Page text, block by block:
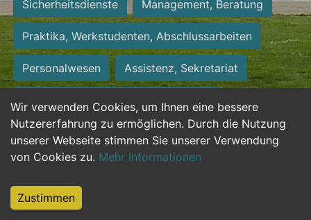
Wir verwenden Cookies, um Ihnen eine bessere
Nutzererfahrung zu ermöglichen. Durch die Nutzung
unserer Webseite stimmen Sie unserer Verwendung
von Cookies zu. Mehr Informationen
Zustimmen
Sicherheitsdienste Management, Beratung
Praktika, Werkstudenten, Abschlussarbeiten
Personalwesen Assistenz, Sekretariat
Hilfskräfte, Aushilfs- und Nebenjobs
Einkauf, Logistik, Materialwirtschaft
Weiterbildung, Studium, duale Ausbildung
Tourismus